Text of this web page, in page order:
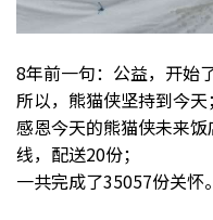
8年前一句：公益，开始
所以，熊猫侠坚持到今天；
感恩今天的熊猫侠未来
线，配送20份；
一共完成了35057份关怀